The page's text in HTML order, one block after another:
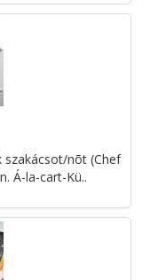
szakácsot/nõt (Chef
Á-la-cart-Kü..